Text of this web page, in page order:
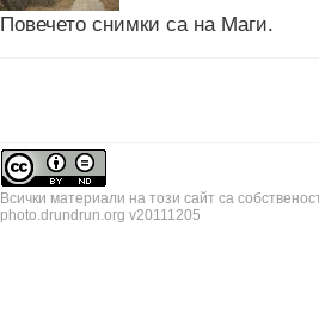
Повечето снимки са на Маги.
Всички материали на този сайт са
photo.drundrun.org v20111205